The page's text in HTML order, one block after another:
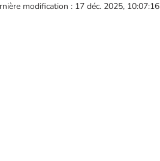
modification : 17 déc. 2025, 10:07:16